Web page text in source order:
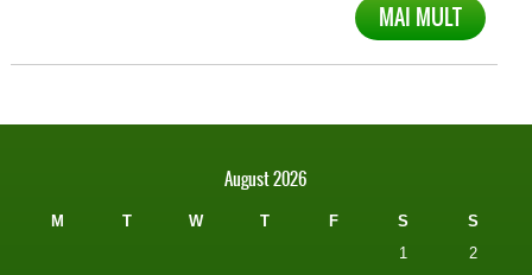
MAI MULT
August 2026
M T W T F S
S
1
2